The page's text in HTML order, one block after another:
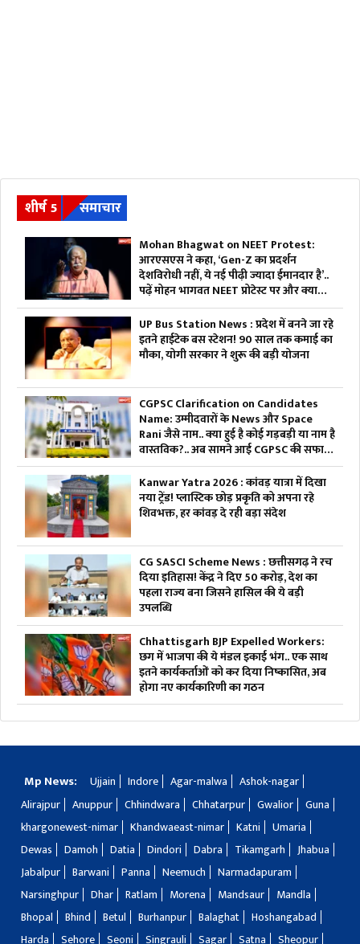
शीर्ष 5 समाचार
Mohan Bhagwat on NEET Protest:
आरएसएस ने कहा, ‘Gen-Z का प्रदर्शन
देशविरोधी नहीं, ये नई पीढ़ी ज्यादा ईमानदार है’..
पढ़ें मोहन भागवत NEET प्रोटेस्ट पर और क्या
कहा
UP Bus Station News : प्रदेश में बनने जा रहे
इतने हाईटेक बस स्टेशन! 90 साल तक कमाई का
मौका, योगी सरकार ने शुरू की बड़ी योजना
CGPSC Clarification on Candidates
Name: उम्मीदवारों के News और Space
Rani जैसे नाम.. क्या हुई है कोई गड़बड़ी या नाम है
वास्तविक?.. अब सामने आई CGPSC की सफाई,
पढ़ें
Kanwar Yatra 2026 : कांवड़ यात्रा में दिखा
नया ट्रेंड! प्लास्टिक छोड़ प्रकृति को अपना रहे
शिवभक्त, हर कांवड़ दे रही बड़ा संदेश
CG SASCI Scheme News : छत्तीसगढ़ ने रच
दिया इतिहास! केंद्र ने दिए 50 करोड़, देश का
पहला राज्य बना जिसने हासिल की ये बड़ी
उपलब्धि
Chhattisgarh BJP Expelled Workers:
छग में भाजपा की ये मंडल इकाई भंग.. एक साथ
इतने कार्यकर्ताओं को कर दिया निष्कासित, अब
होगा नए कार्यकारिणी का गठन
Mp News: Ujjain Indore Agar-malwa
Ashok-nagar
Alirajpur
Anuppur Chhindwara Chhatarpur Gwalior
Guna
khargonewest-nimar
Khandwaeast-nimar Katni
Umaria
Dewas
Damoh Datia Dindori Dabra Tikamgarh
Jhabua
Jabalpur
Barwani Panna Neemuch
Narmadapuram
Narsinghpur
Dhar Ratlam Morena Mandsaur
Mandla
Bhopal
Bhind Betul Burhanpur Balaghat
Hoshangabad
Harda
Sehore Seoni Singrauli Sagar Satna
Sheopur